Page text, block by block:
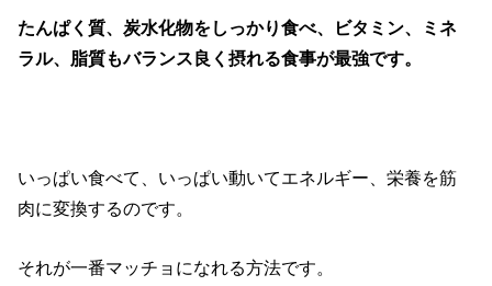
たんぱく質、炭水化物をしっかり食べ、ビタミン、ミネ
ラル、脂質もバランス良く摂れる食事が最強です。
いっぱい食べて、いっぱい動いてエネルギー、栄養を筋
肉に変換するのです。
それが一番マッチョになれる方法です。